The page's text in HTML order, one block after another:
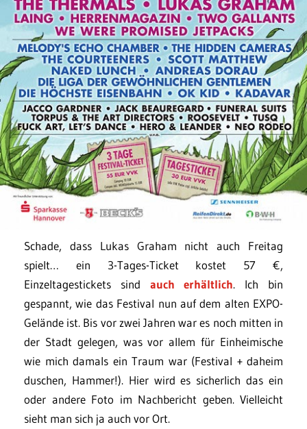
Schade, dass Lukas Graham nicht auch Freitag
spielt… ein 3-Tages-Ticket kostet 57 €,
Einzeltagestickets sind auch erhältlich. Ich bin
gespannt, wie das Festival nun auf dem alten EXPO-
Gelände ist. Bis vor zwei Jahren war es noch mitten in
der Stadt gelegen, was vor allem für Einheimische
wie mich damals ein Traum war (Festival + daheim
duschen, Hammer!). Hier wird es sicherlich das ein
oder andere Foto im Nachbericht geben. Vielleicht
sieht man sich ja auch vor Ort.